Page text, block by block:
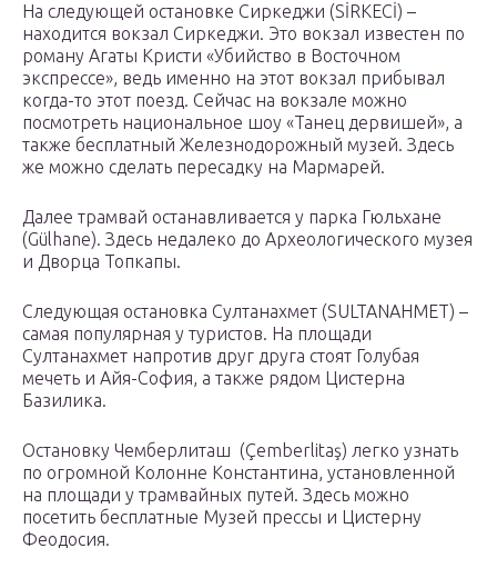
На следующей остановке Сиркеджи (SİRKECİ) –
находится вокзал Сиркеджи. Это вокзал известен по
роману Агаты Кристи «Убийство в Восточном
экспрессе», ведь именно на этот вокзал прибывал
когда-то этот поезд. Сейчас на вокзале можно
посмотреть национальное шоу «Танец дервишей», а
также бесплатный Железнодорожный музей. Здесь
же можно сделать пересадку на Мармарей.
Далее трамвай останавливается у парка Гюльхане
(Gülhane). Здесь недалеко до Археологического музея
и Дворца Топкапы.
Следующая остановка Султанахмет (SULTANAHMET) –
самая популярная у туристов. На площади
Султанахмет напротив друг друга стоят Голубая
мечеть и Айя-София, а также рядом Цистерна
Базилика.
Остановку Чемберлиташ (Çemberlitaş) легко узнать
по огромной Колонне Константина, установленной
на площади у трамвайных путей. Здесь можно
посетить бесплатные Музей прессы и Цистерну
Феодосия.